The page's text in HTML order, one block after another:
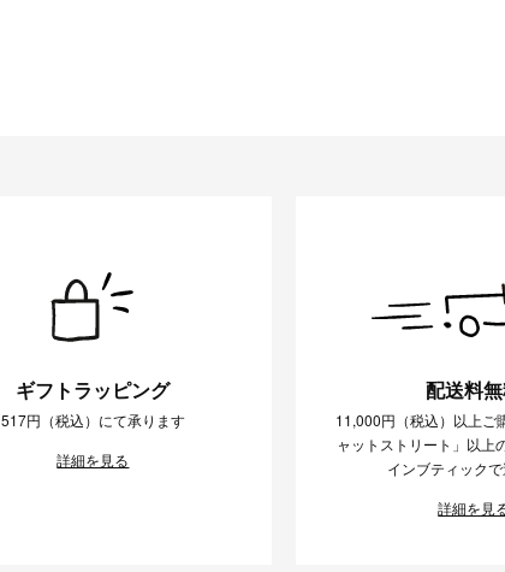
ギフトラッピング
517円（税込）にて承ります
詳細を見る
配送料
11,000円（税込）以上ご
ャットストリート」以上
インブティック
詳細を見